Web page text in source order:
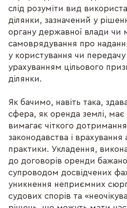
слід розуміти вид
ділянки, зазначений у
органу державної влади чи
самоврядування про
у користування чи передачу
урахуванням цільового
ділянки.
Як бачимо, навіть така,
сфера, як оренда землі, має
вимагає чіткого
законодавства і врахування
практики. Укладення,
до договорів оренди
супроводом досвідчених
уникнення неприємних
судових спорів та